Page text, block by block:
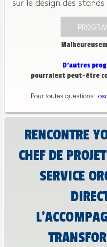
sur le design des
D’autres
pourraient peut-être
Pour toutes questions :
RENCONTRE
CHEF DE
SERVICE